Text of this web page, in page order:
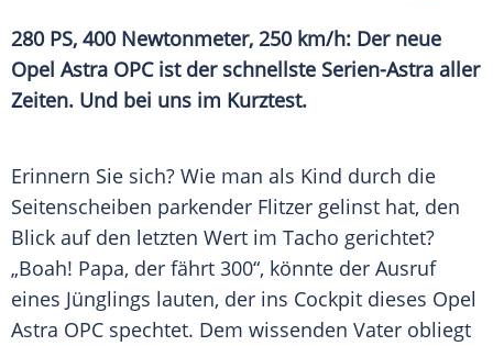
280 PS, 400 Newtonmeter, 250 km/h: Der neue
Opel Astra OPC ist der schnellste Serien-Astra aller
Zeiten. Und bei uns im Kurztest.
Erinnern Sie sich? Wie man als Kind durch die
Seitenscheiben parkender Flitzer gelinst hat, den
Blick auf den letzten Wert im Tacho gerichtet?
„Boah! Papa, der fährt 300“, könnte der Ausruf
eines Jünglings lauten, der ins Cockpit dieses Opel
Astra OPC spechtet. Dem wissenden Vater obliegt